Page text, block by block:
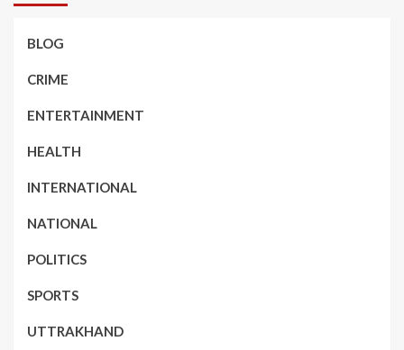
BLOG
CRIME
ENTERTAINMENT
HEALTH
INTERNATIONAL
NATIONAL
POLITICS
SPORTS
UTTRAKHAND